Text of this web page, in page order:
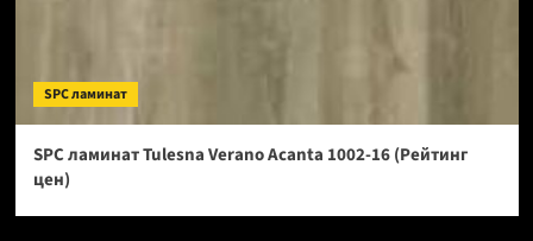
SPC ламинат
SPC ламинат Tulesna Verano Acanta 1002-16 (Рейтинг
цен)